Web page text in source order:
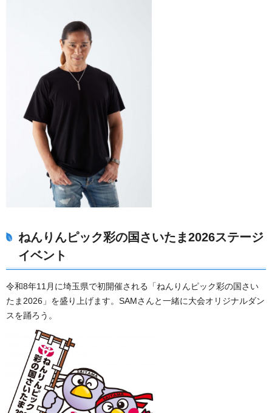
ねんりんピック彩の国さいたま2026ステージ
イベント
令和8年11月に埼玉県で初開催される「ねんりんピック彩の国さい
たま2026」を盛り上げます。SAMさんと一緒に大会オリジナルダン
スを踊ろう。